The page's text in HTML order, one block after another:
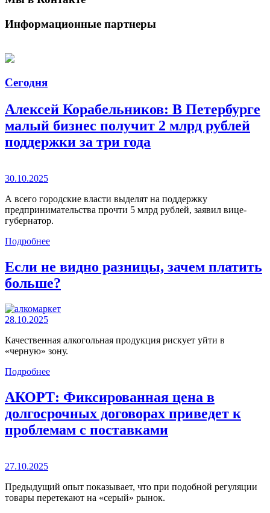
Информационные партнеры
Сегодня
Алексей Корабельников: В Петербурге
малый бизнес получит 2 млрд рублей
поддержки за три года
30.10.2025
А всего городские власти выделят на поддержку
предпринимательства прочти 5 млрд рублей, заявил вице-
губернатор.
Подробнее
Если не видно разницы, зачем платить
больше?
28.10.2025
Качественная алкогольная продукция рискует уйти в
«черную» зону.
Подробнее
АКОРТ: Фиксированная цена в
долгосрочных договорах приведет к
проблемам с поставками
27.10.2025
Предыдущий опыт показывает, что при подобной регуляции
товары перетекают на «серый» рынок.